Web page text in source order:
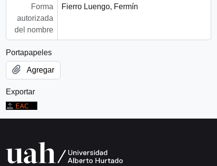
Forma
autorizada
del nombre
Fierro Luengo, Fermín
Portapapeles
Agregar
Exportar
EAC